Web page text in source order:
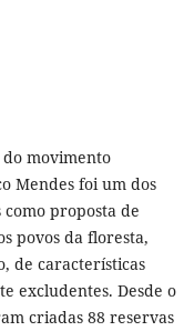
do movimento
Mendes foi um dos
proposta de
povos da floresta,
de características
excludentes. Desde o
criadas 88 reservas